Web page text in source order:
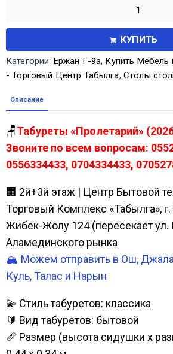
КУПИТЬ
Категории: Ержан Г-9а, Купить Мебель
- Торговый Центр Табылга, Столы
Описание
🪑Табуреты «Пролетарий»
Звоните по всем вопросам:
0556334433, 0704334433,
🏢 2й+3й этаж | Центр Бытовой
Торговый Комплекс «Табылга»,
Жибек-Жолу 124 (пересекает ул.
Аламединского рынка
🏔️ Можем отправить в Ош,
Куль, Талас и Нарын
💫 Стиль табуретов: классика
🔰 Вид табуретов: бытовой
📏 Размер (высота сидушки х